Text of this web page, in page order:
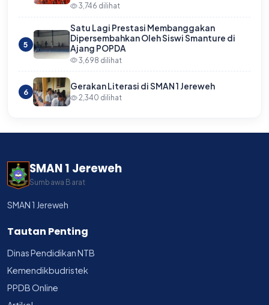
3,746 dilihat
5
Satu Lagi Prestasi Membanggakan
Dipersembahkan Oleh Siswi Smanture di
Ajang POPDA
3,698 dilihat
6
Gerakan Literasi di SMAN 1 Jereweh
2,340 dilihat
SMAN 1 Jereweh
Sumbawa Barat
SMAN 1 Jereweh
Tautan Penting
Dinas Pendidikan NTB
Kemendikbudristek
PPDB Online